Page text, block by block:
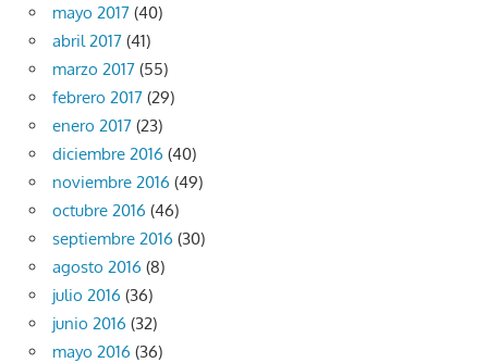
mayo 2017 (40)
abril 2017 (41)
marzo 2017 (55)
febrero 2017 (29)
enero 2017 (23)
diciembre 2016 (40)
noviembre 2016 (49)
octubre 2016 (46)
septiembre 2016 (30)
agosto 2016 (8)
julio 2016 (36)
junio 2016 (32)
mayo 2016 (36)